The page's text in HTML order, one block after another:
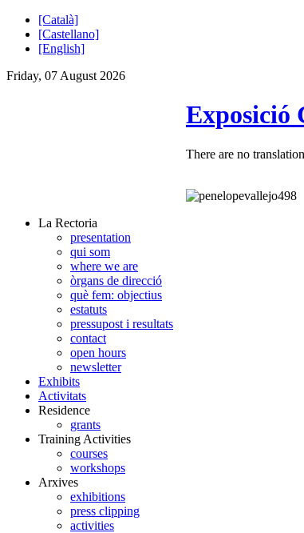
[Català]
[Castellano]
[English]
Friday, 07 August 2026
Exposició
There are no
La Rectoria
presentation
qui som
where we are
òrgans de direcció
què fem: objectius
estatuts
pressupost i resultats
contact
open hours
newsletter
Exhibits
Activitats
Residence
grants
Training Activities
courses
workshops
Arxives
exhibitions
press clipping
activities